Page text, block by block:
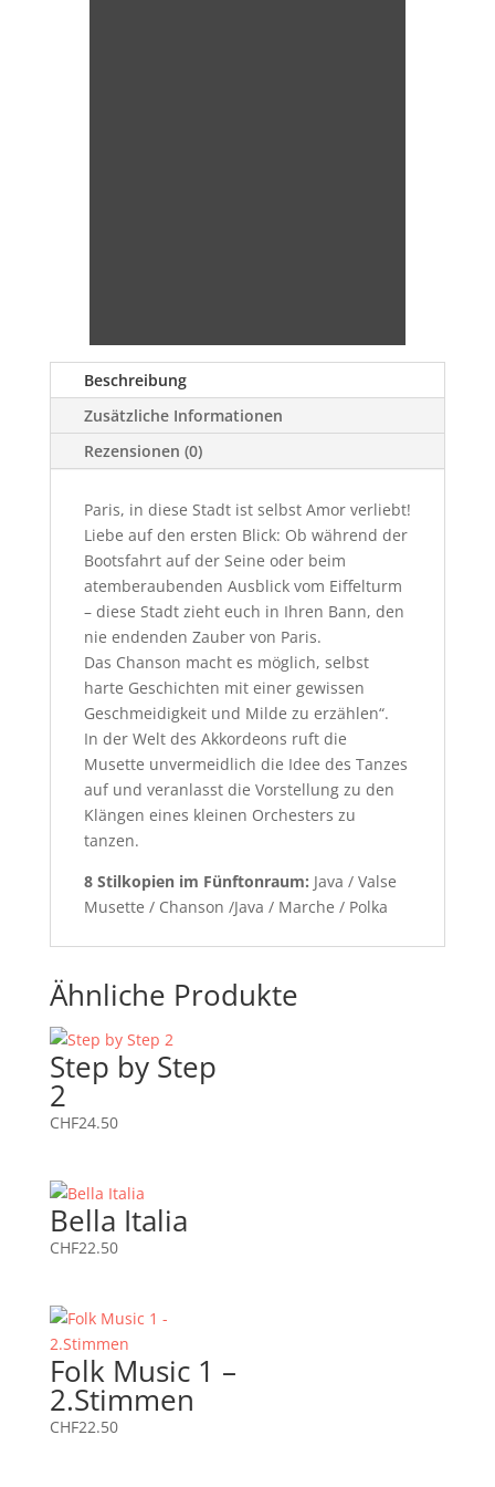
Beschreibung
Zusätzliche Informationen
Rezensionen (0)
Paris, in diese Stadt ist selbst Amor verliebt!
Liebe auf den ersten Blick: Ob während der
Bootsfahrt auf der Seine oder beim
atemberaubenden Ausblick vom Eiffelturm
– diese Stadt zieht euch in Ihren Bann, den
nie endenden Zauber von Paris.
Das Chanson macht es möglich, selbst
harte Geschichten mit einer gewissen
Geschmeidigkeit und Milde zu erzählen“.
In der Welt des Akkordeons ruft die
Musette unvermeidlich die Idee des Tanzes
auf und veranlasst die Vorstellung zu den
Klängen eines kleinen Orchesters zu
tanzen.
8 Stilkopien im Fünftonraum: Java / Valse
Musette / Chanson /Java / Marche / Polka
Ähnliche Produkte
Step by Step
2
CHF24.50
Bella Italia
CHF22.50
Folk Music 1 –
2.Stimmen
CHF22.50